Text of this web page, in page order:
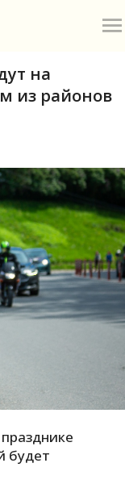
О
П
Р
на
из районов
будет